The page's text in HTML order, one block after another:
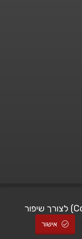
© All Rights Reserved |
אתר זה משתמש בעוגיות (Cookies) לצורך שיפור